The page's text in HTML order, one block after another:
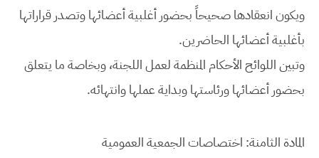
ويكون انعقادها صحيحاً بحضور أغلبية أعضائها وتصدر قراراتها
بأغلبية أعضائها الحاضرين.
وتبين اللوائح الأحكام المنظمة لعمل اللجنة، وبخاصة ما يتعلق
بحضور أعضائها ورئاستها وبداية عملها وانتهائه.
المادة الثامنة: اختصاصات الجمعية العمومية